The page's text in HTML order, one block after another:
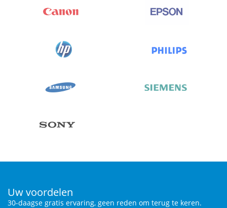
Uw voordelen
30-daagse gratis ervaring, geen reden om terug te keren.